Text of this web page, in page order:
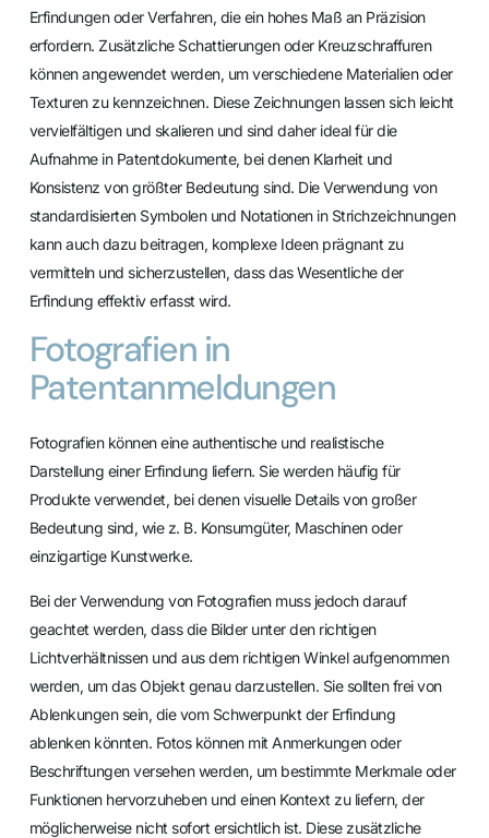
Erfindungen oder Verfahren, die ein hohes Maß an Präzision
erfordern. Zusätzliche Schattierungen oder Kreuzschraffuren
können angewendet werden, um verschiedene Materialien oder
Texturen zu kennzeichnen. Diese Zeichnungen lassen sich leicht
vervielfältigen und skalieren und sind daher ideal für die
Aufnahme in Patentdokumente, bei denen Klarheit und
Konsistenz von größter Bedeutung sind. Die Verwendung von
standardisierten Symbolen und Notationen in Strichzeichnungen
kann auch dazu beitragen, komplexe Ideen prägnant zu
vermitteln und sicherzustellen, dass das Wesentliche der
Erfindung effektiv erfasst wird.
Fotografien in
Patentanmeldungen
Fotografien können eine authentische und realistische
Darstellung einer Erfindung liefern. Sie werden häufig für
Produkte verwendet, bei denen visuelle Details von großer
Bedeutung sind, wie z. B. Konsumgüter, Maschinen oder
einzigartige Kunstwerke.
Bei der Verwendung von Fotografien muss jedoch darauf
geachtet werden, dass die Bilder unter den richtigen
Lichtverhältnissen und aus dem richtigen Winkel aufgenommen
werden, um das Objekt genau darzustellen. Sie sollten frei von
Ablenkungen sein, die vom Schwerpunkt der Erfindung
ablenken könnten. Fotos können mit Anmerkungen oder
Beschriftungen versehen werden, um bestimmte Merkmale oder
Funktionen hervorzuheben und einen Kontext zu liefern, der
möglicherweise nicht sofort ersichtlich ist. Diese zusätzliche